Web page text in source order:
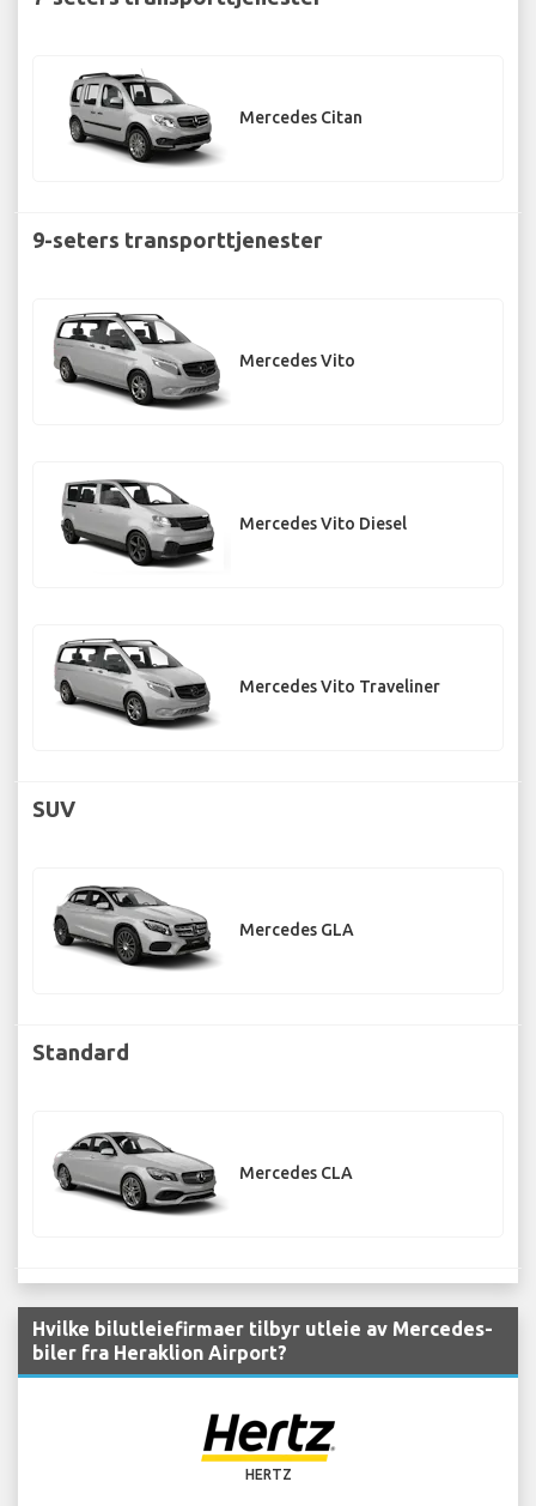
Mercedes Citan
9-seters transporttjenester
Mercedes Vito
Mercedes Vito Diesel
Mercedes Vito Traveliner
SUV
Mercedes GLA
Standard
Mercedes CLA
Hvilke bilutleiefirmaer tilbyr utleie av Mercedes-
biler fra Heraklion Airport?
HERTZ